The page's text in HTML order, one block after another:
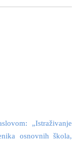
„Istraživanje
osnovnih škola,